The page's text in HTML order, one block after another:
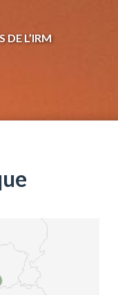
DE L’IRM